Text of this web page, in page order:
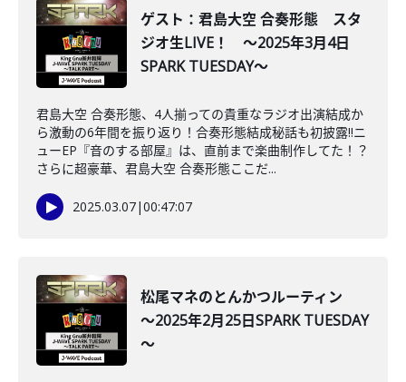
ゲスト：君島大空 合奏形態 スタ
ジオ生LIVE！ ～2025年3月4日
SPARK TUESDAY～
君島大空 合奏形態、4人揃っての貴重なラジオ出演結成か
ら激動の6年間を振り返り！合奏形態結成秘話も初披露‼ニ
ューEP『音のする部屋』は、直前まで楽曲制作してた！？
さらに超豪華、君島大空 合奏形態ここだ...
2025.03.07|00:47:07
松尾マネのとんかつルーティン
～2025年2月25日SPARK TUESDAY
～